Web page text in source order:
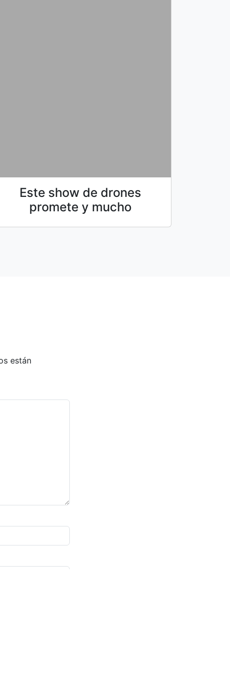
Este show de drones
promete y mucho
están